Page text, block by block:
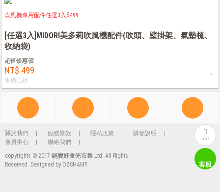
吹風機專用配件任選3入$499
[任選3入]MIDORI美多莉吹風機配件(吹頭、壁掛架、氣墊梳、
收納袋)
超值優惠價
NT$ 499
售價已折
關於我們 服務條款 隱私政策
購物說明
會員中心
聯絡我們
copyrights © 2017 鍋寶好食光市集 Ltd. All Rights
Reserved. Designed by OZCHAMP.
TOP
客服